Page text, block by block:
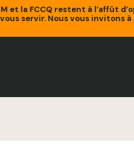
et la FCCQ restent à l’affût
servir. Nous vous invitons